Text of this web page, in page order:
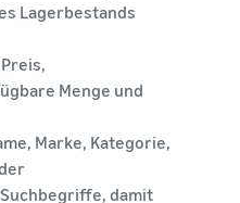
Lagerbestands
Menge und
Marke, Kategorie,
damit